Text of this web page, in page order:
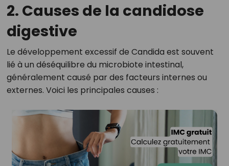
2. Causes de la candidose
digestive
Le développement excessif de Candida est souvent
lié à un déséquilibre du microbiote intestinal,
généralement causé par des facteurs internes ou
externes. Voici les principales causes :